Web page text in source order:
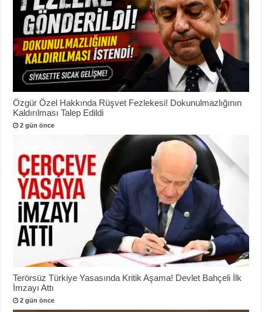
Özgür Özel Hakkında Rüşvet Fezlekesi! Dokunulmazlığının
Kaldırılması Talep Edildi
2 gün önce
Terörsüz Türkiye Yasasında Kritik Aşama! Devlet Bahçeli İlk
İmzayı Attı
2 gün önce